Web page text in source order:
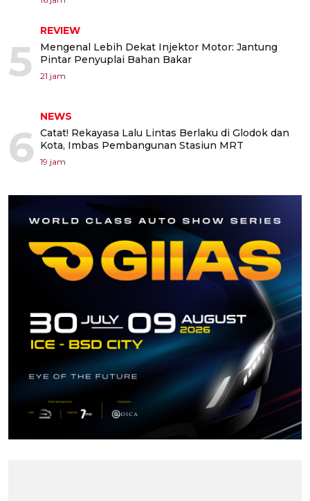
5
REVIEW
Mengenal Lebih Dekat Injektor Motor: Jantung
Pintar Penyuplai Bahan Bakar
21 jam
6
NEWS
Catat! Rekayasa Lalu Lintas Berlaku di Glodok dan
Kota, Imbas Pembangunan Stasiun MRT
19 jam